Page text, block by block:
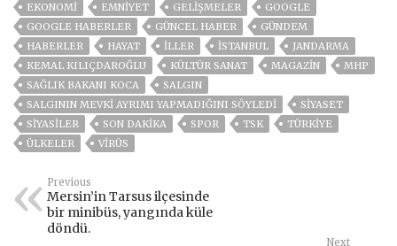
EKONOMİ
EMNİYET GELIŞMELER
GOOGLE
GOOGLE HABERLER
GÜNCEL HABER
GÜNDEM
HABERLER
HAYAT İLLER ISTANBUL
JANDARMA
KEMAL KILIÇDAROĞLU
KÜLTÜR SANAT MAGAZİN
MHP
SAĞLIK BAKANI KOCA
SALGIN
SALGININ MEVKI AYRIMI YAPMADIĞINI SÖYLEDI
SİYASET
SİYASİLER
SON DAKIKA SPOR TSK
TÜRKİYE
ÜLKELER
VIRÜS
Previous
Mersin’in Tarsus ilçesinde
bir minibüs, yangında küle
döndü.
Next